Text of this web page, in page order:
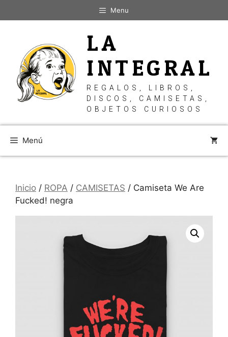
al
Menu
LA
INTEGRAL
REGALOS, LIBROS,
DISCOS, CAMISETAS,
OBJETOS CURIOSOS
Menú
Inicio / ROPA / CAMISETAS / Camiseta We Are
Fucked! negra